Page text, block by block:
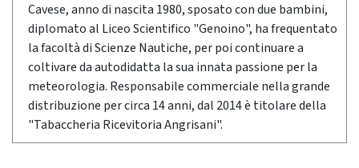
Cavese, anno di nascita 1980, sposato con due bambini,
diplomato al Liceo Scientifico "Genoino", ha frequentato
la facoltà di Scienze Nautiche, per poi continuare a
coltivare da autodidatta la sua innata passione per la
meteorologia. Responsabile commerciale nella grande
distribuzione per circa 14 anni, dal 2014 è titolare della
"Tabaccheria Ricevitoria Angrisani".